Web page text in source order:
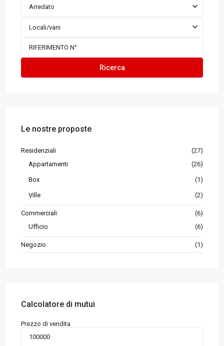
Arredato
Locali/vani
Ricerca
Le nostre proposte
Residenziali
(27)
Appartamenti
(26)
Box (1)
Ville (2)
Commerciali
(6)
Ufficio
(6)
Negozio (1)
Calcolatore di mutui
Prezzo di vendita